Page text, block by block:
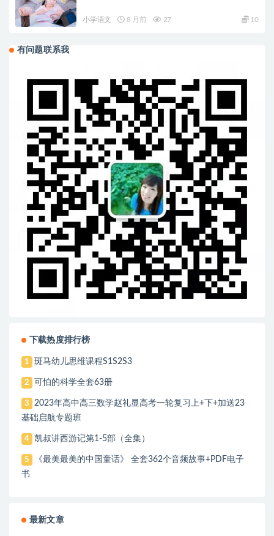
小学语文 8 月前 27 10
有问题联系我
下载热度排行榜
1 斑马幼儿思维课程S1S2S3
2 可怕的科学全套63册
3
2023年高中高三数学赵礼显高考一轮复习上+下+加送23
基础启航专题班
4 凯叔讲西游记第1-5部（全集）
5
《最美最美的中国童话》 全套362个音频故事+PDF电子
书
最新文章